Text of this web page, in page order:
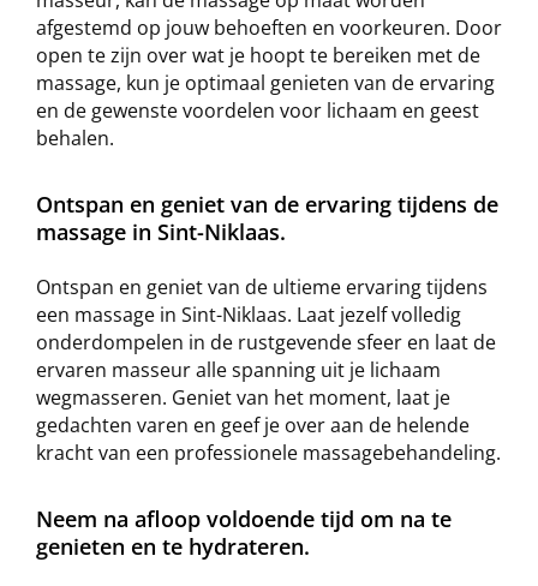
afgestemd op jouw behoeften en voorkeuren. Door
open te zijn over wat je hoopt te bereiken met de
massage, kun je optimaal genieten van de ervaring
en de gewenste voordelen voor lichaam en geest
behalen.
Ontspan en geniet van de ervaring tijdens de
massage in Sint-Niklaas.
Ontspan en geniet van de ultieme ervaring tijdens
een massage in Sint-Niklaas. Laat jezelf volledig
onderdompelen in de rustgevende sfeer en laat de
ervaren masseur alle spanning uit je lichaam
wegmasseren. Geniet van het moment, laat je
gedachten varen en geef je over aan de helende
kracht van een professionele massagebehandeling.
Neem na afloop voldoende tijd om na te
genieten en te hydrateren.